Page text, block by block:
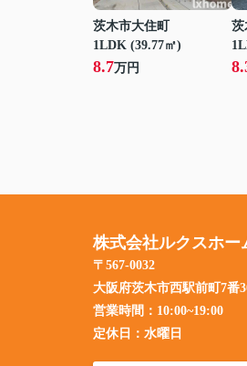
茨木市大住町
1LDK (39.77㎡)
8.7万円
茨
株式会社ルクスホー
〒567-0032
大阪府茨木市西駅前町7番
営業時間： 10:00~19:00
定休日： 水曜日